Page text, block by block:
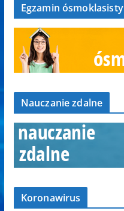
Egzamin ósmoklasisty
Nauczanie zdalne
Koronawirus